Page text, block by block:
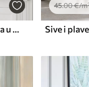
Verzija s ponavljajućim prugama u sivo-plavim tonovima
45.00€/